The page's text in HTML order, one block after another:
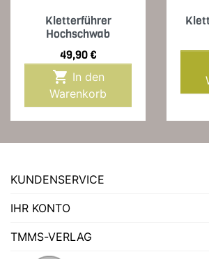
Kletterführer
Hochschwab
Preis
49,90 €

Warenkorb
KUNDENSERVICE
IHR KONTO
TMMS-VERLAG